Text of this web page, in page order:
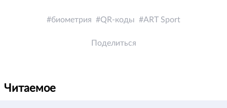
биометрия QR-коды ART Sport
Поделиться
Читаемое